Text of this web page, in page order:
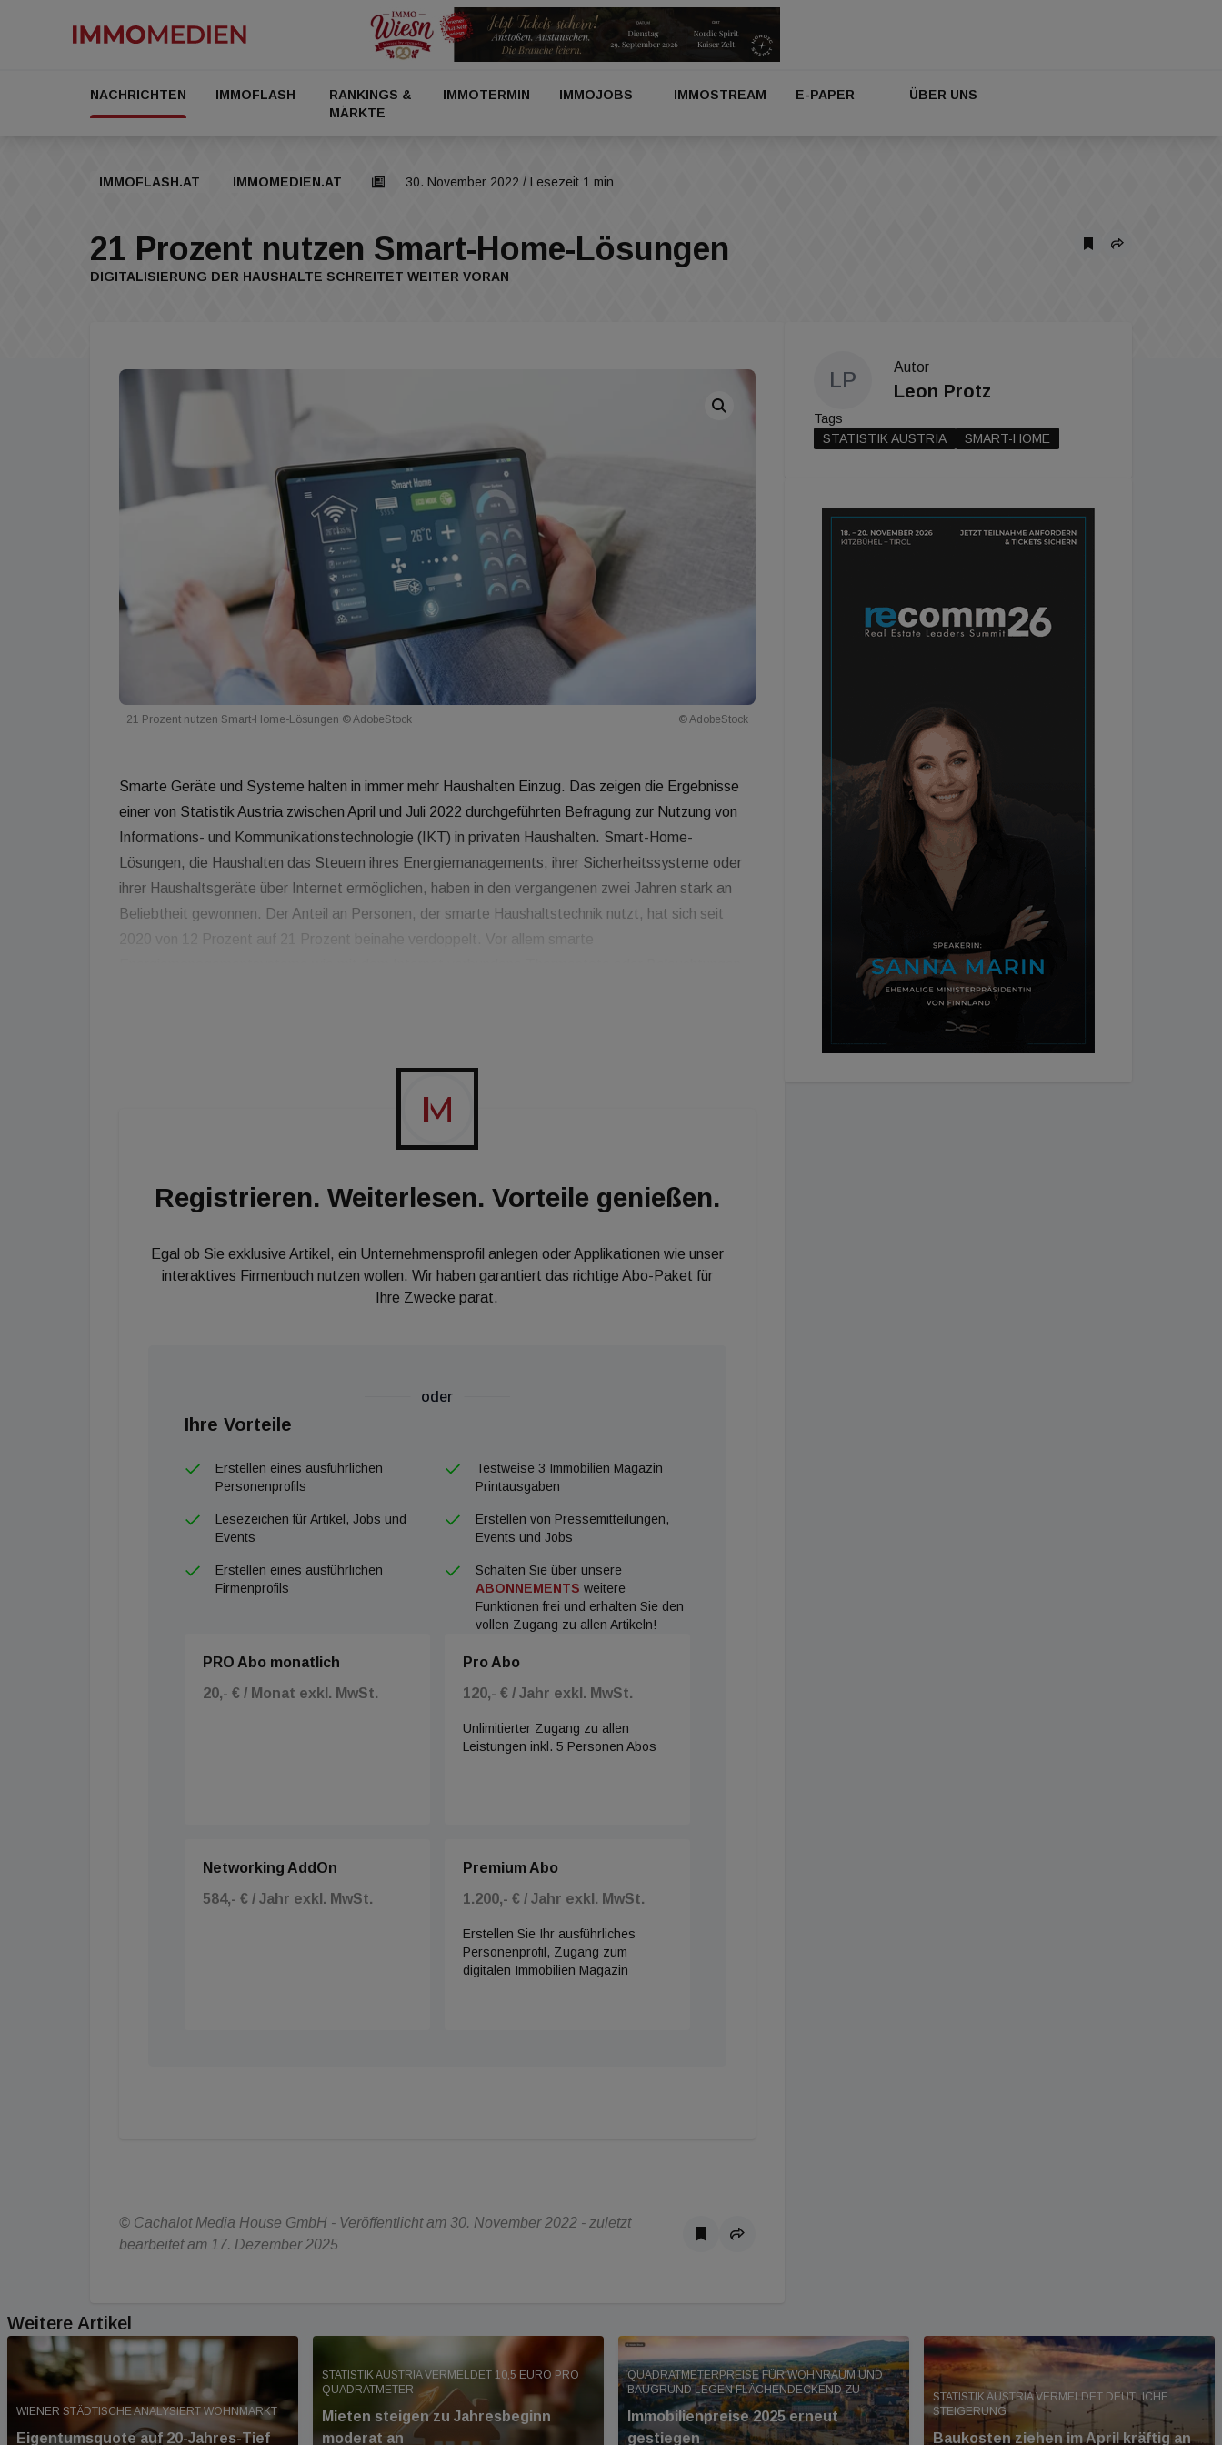
NACHRICHTEN IMMOFLASH
RANKINGS &
MÄRKTE
IMMOTERMIN IMMOJOBS IMMOSTREAM E-PAPER ÜBER UNS
IMMOFLASH.AT IMMOMEDIEN.AT 30. November 2022 / Lesezeit 1 min
21 Prozent nutzen Smart-Home-Lösungen
DIGITALISIERUNG DER HAUSHALTE SCHREITET WEITER VORAN
21 Prozent nutzen Smart-Home-Lösungen © AdobeStock © AdobeStock
Smarte Geräte und Systeme halten in immer mehr Haushalten Einzug. Das zeigen die Ergebnisse
einer von Statistik Austria zwischen April und Juli 2022 durchgeführten Befragung zur Nutzung von
Informations- und Kommunikationstechnologie (IKT) in privaten Haushalten. Smart-Home-
Lösungen, die Haushalten das Steuern ihres Energiemanagements, ihrer Sicherheitssysteme oder
ihrer Haushaltsgeräte über Internet ermöglichen, haben in den vergangenen zwei Jahren stark an
Beliebtheit gewonnen. Der Anteil an Personen, der smarte Haushaltstechnik nutzt, hat sich seit
Registrieren. Weiterlesen. Vorteile genießen.
Egal ob Sie exklusive Artikel, ein Unternehmensprofil anlegen oder Applikationen wie unser
interaktives Firmenbuch nutzen wollen. Wir haben garantiert das richtige Abo-Paket für
Ihre Zwecke parat.
oder
Ihre Vorteile
Erstellen eines ausführlichen
Personenprofils
Testweise 3 Immobilien Magazin
Printausgaben
Lesezeichen für Artikel, Jobs und
Events
Erstellen von Pressemitteilungen,
Events und Jobs
Erstellen eines ausführlichen
Firmenprofils
Schalten Sie über unsere
ABONNEMENTS weitere
Funktionen frei und erhalten Sie den
vollen Zugang zu allen Artikeln!
PRO Abo monatlich
20,- € / Monat exkl. MwSt.
Pro Abo
120,- € / Jahr exkl. MwSt.
Unlimitierter Zugang zu allen
Leistungen inkl. 5 Personen Abos
Networking AddOn
584,- € / Jahr exkl. MwSt.
Premium Abo
1.200,- € / Jahr exkl. MwSt.
Erstellen Sie Ihr ausführliches
Personenprofil, Zugang zum
digitalen Immobilien Magazin
© Cachalot Media House GmbH - Veröffentlicht am 30. November 2022 - zuletzt
bearbeitet am 17. Dezember 2025
LP
Autor
Leon Protz
Tags
STATISTIK AUSTRIA
SMART-HOME
Weitere Artikel
WIENER STÄDTISCHE ANALYSIERT WOHNMARKT
Eigentumsquote auf 20-Jahres-Tief
STATISTIK AUSTRIA VERMELDET 10,5 EURO PRO
QUADRATMETER
Mieten steigen zu Jahresbeginn
moderat an
QUADRATMETERPREISE FÜR WOHNRAUM UND
BAUGRUND LEGEN FLÄCHENDECKEND ZU
Immobilienpreise 2025 erneut
gestiegen
STATISTIK AUSTRIA VERMELDET DEUTLICHE
STEIGERUNG
Baukosten ziehen im April kräftig an